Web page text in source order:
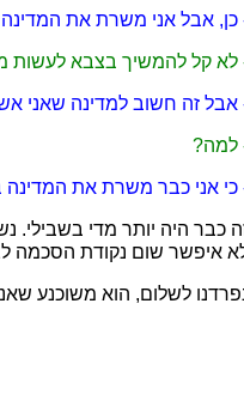
כן, אבל אני משרת את המדינה
לא קל להמשיך בצבא לעשות
אבל זה חשוב למדינה שאני
למה?
כי אני כבר משרת את המדינה
כבר היה יותר מדי בשבילי.
איפשר שום נקודת הסכמה
לשלום, הוא משוכנע